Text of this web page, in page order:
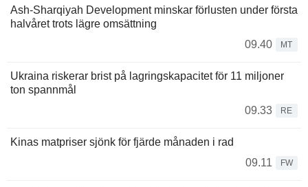
Ash-Sharqiyah Development minskar förlusten under första
halvåret trots lägre omsättning
09.40
MT
Ukraina riskerar brist på lagringskapacitet för 11 miljoner
ton spannmål
09.33
RE
Kinas matpriser sjönk för fjärde månaden i rad
09.11
FW